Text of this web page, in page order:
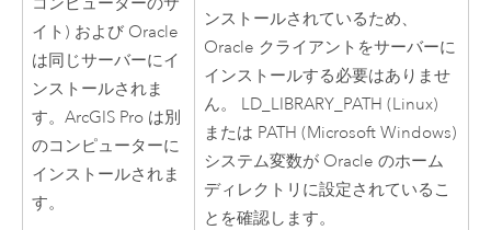
コンピューターのサ
イト) および Oracle
は同じサーバーにイ
ンストールされま
す。ArcGIS Pro は別
のコンピューターに
インストールされま
す。
ンストールされているため、
Oracle クライアントをサーバーに
インストールする必要はありませ
ん。 LD_LIBRARY_PATH (Linux)
または PATH (Microsoft Windows)
システム変数が Oracle のホーム
ディレクトリに設定されているこ
とを確認します。